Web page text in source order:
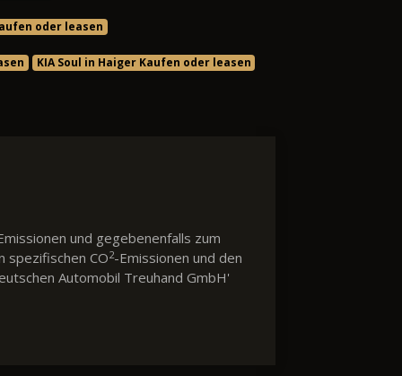
oder leasen
KIA Soul in Haiger Kaufen oder leasen
und gegebenenfalls zum
spezifischen CO2-Emissionen und den
Automobil Treuhand GmbH'